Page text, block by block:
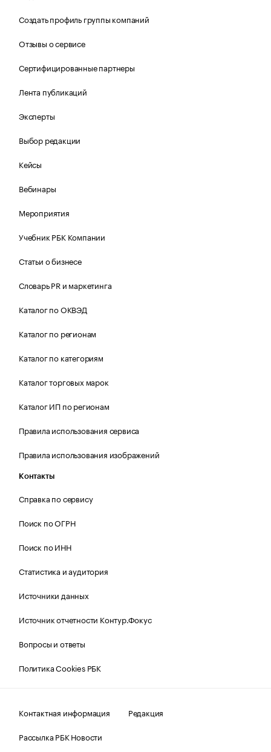
Создать профиль группы компаний
Отзывы о сервисе
Сертифицированные партнеры
Лента публикаций
Эксперты
Выбор редакции
Кейсы
Вебинары
Мероприятия
Учебник РБК Компании
Статьи о бизнесе
Словарь PR и маркетинга
Каталог по ОКВЭД
Каталог по регионам
Каталог по категориям
Каталог торговых марок
Каталог ИП по регионам
Правила использования сервиса
Правила использования изображений
Контакты
Справка по сервису
Поиск по ОГРН
Поиск по ИНН
Статистика и аудитория
Источники данных
Источник отчетности Контур.Фокус
Вопросы и ответы
Политика Cookies РБК
Контактная информация
Редакция
Рассылка РБК Новости